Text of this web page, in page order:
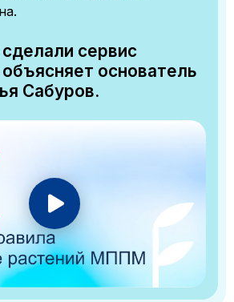
сервис
основатель
Сабуров.